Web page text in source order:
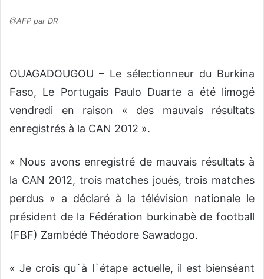
@AFP par DR
OUAGADOUGOU – Le sélectionneur du Burkina
Faso, Le Portugais Paulo Duarte a été limogé
vendredi en raison « des mauvais résultats
enregistrés à la CAN 2012 ».
« Nous avons enregistré de mauvais résultats à
la CAN 2012, trois matches joués, trois matches
perdus » a déclaré à la télévision nationale le
président de la Fédération burkinabè de football
(FBF) Zambédé Théodore Sawadogo.
« Je crois qu`à l`étape actuelle, il est bienséant